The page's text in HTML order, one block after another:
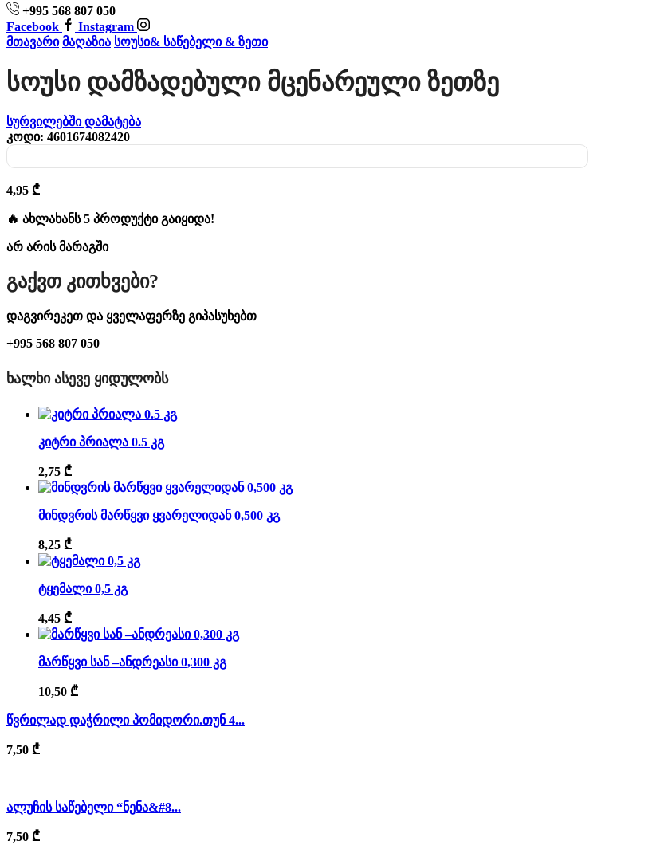
+995 568 807 050
Facebook
Instagram
მთავარი მაღაზია სოუსი& საწებელი & ზეთი
Სოუსი Დამზადებული Მცენარეული Ზეთზე
სურვილებში დამატება
კოდი: 4601674082420
4,95 ₾
🔥 ახლახანს 5 პროდუქტი გაიყიდა!
არ არის მარაგში
Გაქვთ Კითხვები?
დაგვირეკეთ და ყველაფერზე გიპასუხებთ
+995 568 807 050
ᲮᲐᲚᲮᲘ ᲐᲡᲔᲕᲔ ᲧᲘᲓᲣᲚᲝᲑᲡ
კიტრი პრიალა 0.5 კგ
2,75 ₾
მინდვრის მარწყვი ყვარელიდან 0,500 კგ
8,25 ₾
ტყემალი 0,5 კგ
4,45 ₾
მარწყვი სან –ანდრეასი 0,300 კგ
10,50 ₾
წვრილად დაჭრილი პომიდორი.თუნ 4...
7,50 ₾
ალუჩის საწებელი “ნენა&#8...
7,50 ₾